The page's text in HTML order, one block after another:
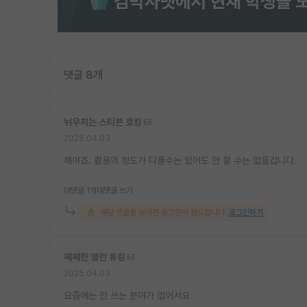
댓글 8개
뉘우치는 스티븐 호킹
해야죠. 활용의 정도가 다를수는 있어도 안 할 수는 없을겁니다.
대댓글 1개 대댓글 쓰기
해당 댓글을 보려면 로그인이 필요합니다. 로그인하기
쩨쩨한 앨런 튜링
요즘에는 안 쓰는 분야가 없어서요